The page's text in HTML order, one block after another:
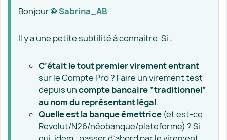
Bonjour Sabrina_AB​
Il y a une petite subtilité à connaitre. Si :
C’était le tout premier virement entrant
sur le Compte Pro ? Faire un virement test
depuis uncompte bancaire “traditionnel”
au nom du représentant légal.
Quelle est la banque émettrice (et est-ce
Revolut/N26/néobanque/plateforme) ? Si